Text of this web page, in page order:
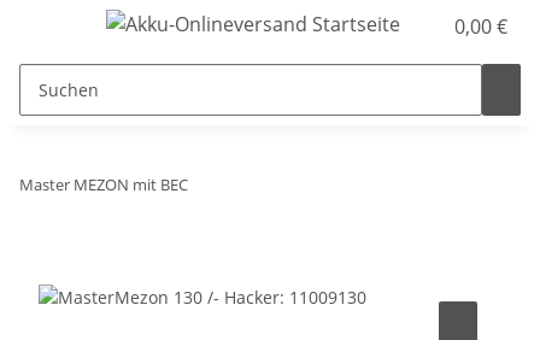
0,00 €
Master MEZON mit BEC